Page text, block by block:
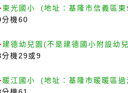
東光國小 (地址：基隆市信義區
分機60
建德幼兒園 (不是建德國小附設幼
分機 29或9
暖江國小 (地址：基隆市暖暖區過